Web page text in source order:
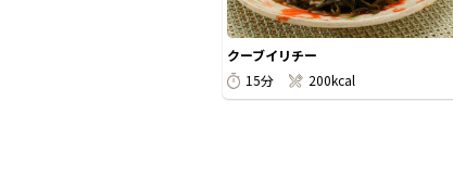
クーブイリチー
15分
200kcal